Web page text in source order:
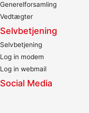
Generelforsamling
Vedtægter
Selvbetjening
Selvbetjening
Log in modem
Log in webmail
Social Media